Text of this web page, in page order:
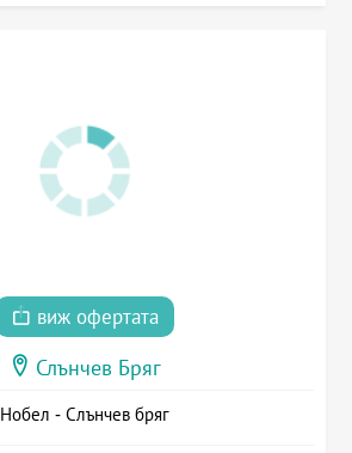
виж офертата
Слънчев Бряг
Нобел - Слънчев бряг